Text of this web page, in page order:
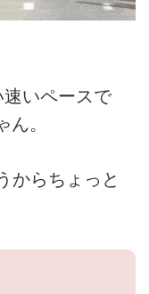
いペースで
。
からちょっと